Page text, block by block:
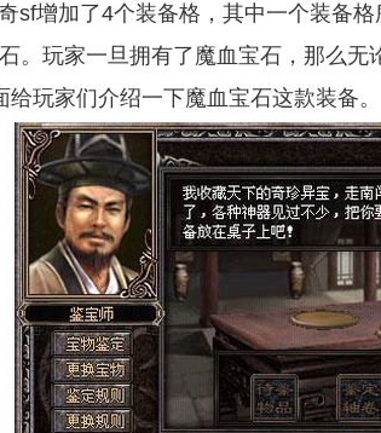
增加了4个装备格，其中一个装备格
。玩家一旦拥有了魔血宝石，那么
玩家们介绍一下魔血宝石这款装备。